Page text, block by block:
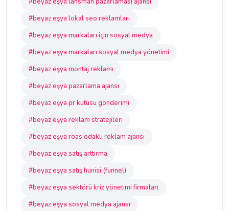
#beyaz eşya lokal seo reklamları
#beyaz eşya markaları için sosyal medya
#beyaz eşya markaları sosyal medya yönetimi
#beyaz eşya montaj reklamı
#beyaz eşya pazarlama ajansı
#beyaz eşya pr kutusu gönderimi
#beyaz eşya reklam stratejileri
#beyaz eşya roas odaklı reklam ajansı
#beyaz eşya satış arttırma
#beyaz eşya satış hunisi (funnel)
#beyaz eşya sektörü kriz yönetimi firmaları
#beyaz eşya sosyal medya ajansı